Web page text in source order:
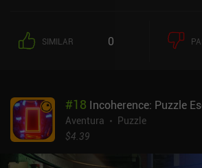
SIMILAR 0
#18 Incoherence: Puzzle
Aventura
Puzzle
$4.39